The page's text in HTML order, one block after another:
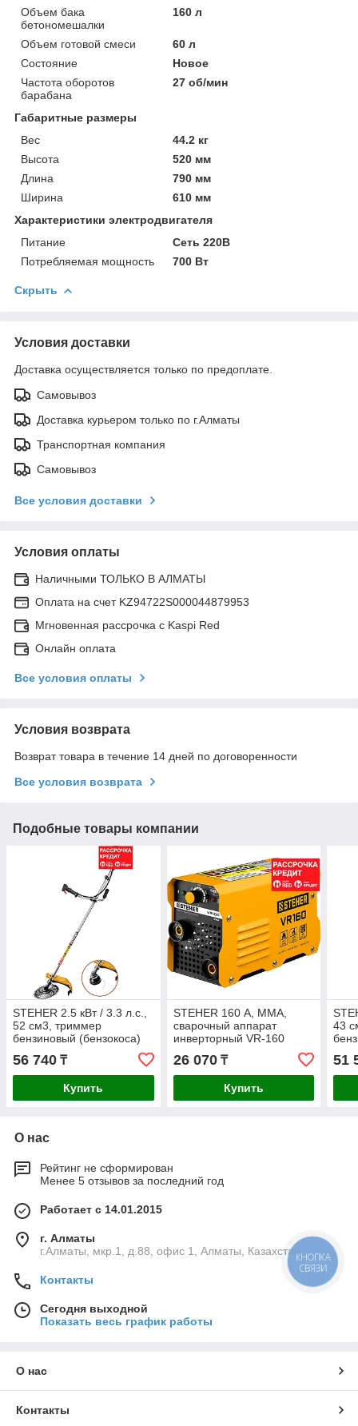
Объем бака
бетономешалки
160 л
Объем готовой смеси
60 л
Состояние
Новое
Частота оборотов
барабана
27 об/мин
Габаритные размеры
Вес
44.2 кг
Высота
520 мм
Длина
790 мм
Ширина
610 мм
Характеристики электродвигателя
Питание
Сеть 220В
Потребляемая мощность
700 Вт
Скрыть
Условия доставки
Доставка осуществляется только по предоплате.
Самовывоз
Доставка курьером только по г.Алматы
Транспортная компания
Самовывоз
Все условия доставки
Условия оплаты
Наличными ТОЛЬКО В АЛМАТЫ
Оплата на счет KZ94722S000044879953
Мгновенная рассрочка с Kaspi Red
Онлайн оплата
Все условия оплаты
Условия возврата
Возврат товара в течение 14 дней по договоренности
Все условия возврата
Подобные товары компании
STEHER 2.5 кВт / 3.3 л.с.,
52 см3, триммер
бензиновый (бензокоса)
56 740 ₸
Купить
STEHER 160 А, ММА,
сварочный аппарат
инверторный VR-160
26 070₸
Купить
43
51
О нас
Рейтинг не сформирован
Менее 5 отзывов за последний год
Работает с 14.01.2015
г. Алматы
г.Алматы, мкр.1, д.88, офис 1, Алматы, Казахстан
Контакты
Сегодня выходной
Показать весь график работы
О нас
Контакты
КНОПКА
СВЯЗИ